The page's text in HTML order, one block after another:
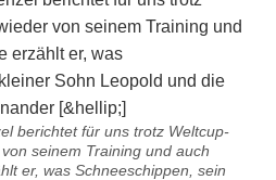
berichtet für uns trotz Weltcup-
seinem Training und auch
er, was Schneeschippen, sein